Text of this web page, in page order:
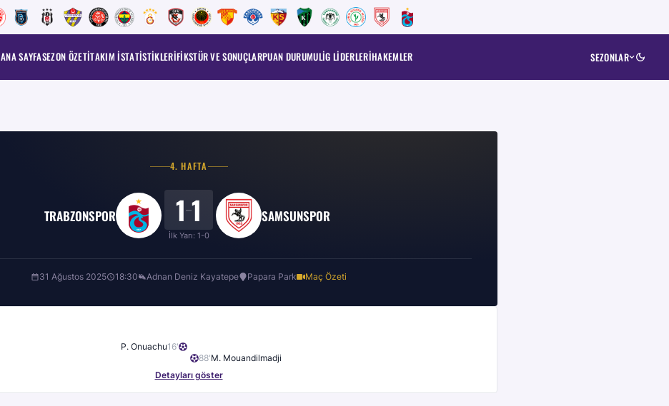
ANA SAYFASEZON ÖZETITAKIM İSTATISTIKLERIFIKSTÜR VE SONUÇLARPUAN DURUMULIG LIDERLERIHAKEMLER SEZONLAR
4. HAFTA
TRABZONSPOR 1–1
İlk Yarı: 1-0
SAMSUNSPOR
31 Ağustos 2025 18:30 Adnan Deniz Kayatepe Papara Park Maç Özeti
P. Onuachu16'
88'M. Mouandilmadji
Detayları göster